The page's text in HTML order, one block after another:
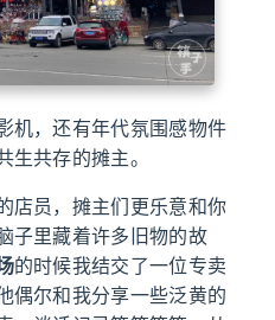
机，还有年代氛围感物件
生共存的摊主。
店员，摊主们更乐意和你
子里藏着许多旧物的故
的时候我结交了一位专卖
偶尔和我分享一些泛黄的